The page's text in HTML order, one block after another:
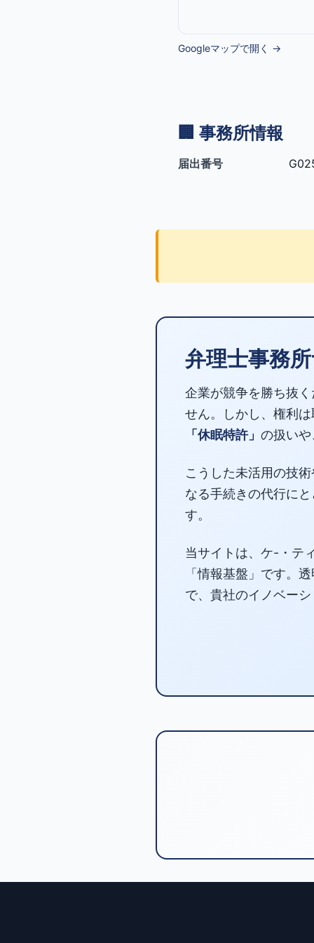
Googleマップで開く →
🏢 事務所情報
届出番号
弁理士事務
企業が競争を勝ち抜
せん。しかし、権利
「休眠特許」 の扱い
こうした未活用の技術
なる手続きの代行に
す。
当サイトは、ケ-・テ
「情報基盤」です。
で、貴社のイノベー